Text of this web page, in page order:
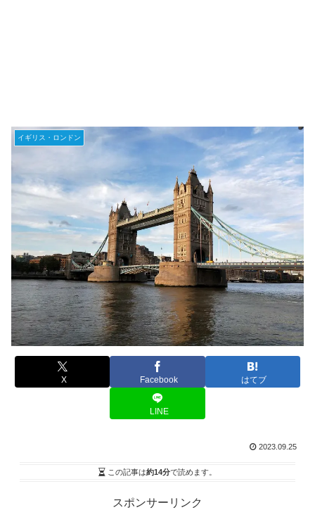
イギリス・ロンドン
X Facebook はてブ
LINE
2023.09.25
この記事は約14分で読めます。
スポンサーリンク